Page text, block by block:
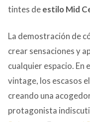
tintes deestilo Mid
La demostración de
crear sensaciones y
cualquier espacio.
vintage, los escasos
creando una
protagonista